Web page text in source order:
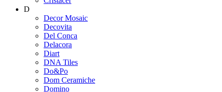
D
Decor Mosaic
Decovita
Del Conca
Delacora
Diart
DNA Tiles
Do&Po
Dom Ceramiche
Domino